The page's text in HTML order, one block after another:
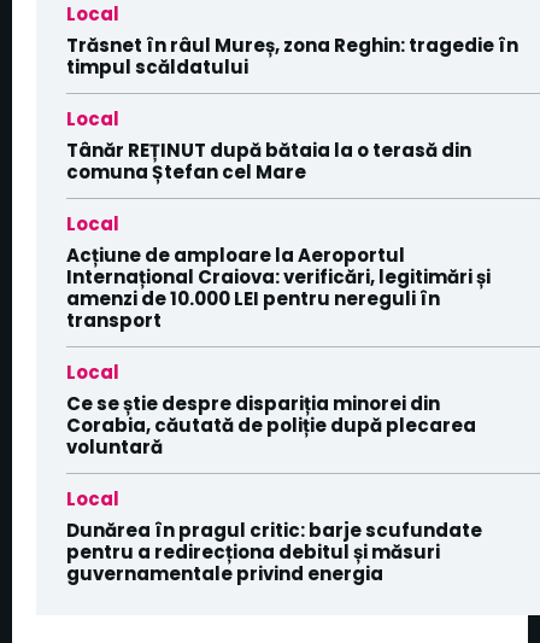
Local
Trăsnet în râul Mureș, zona Reghin: tragedie în
timpul scăldatului
Local
Tânăr REȚINUT după bătaia la o terasă din
comuna Ștefan cel Mare
Local
Acțiune de amploare la Aeroportul
Internațional Craiova: verificări, legitimări și
amenzi de 10.000 LEI pentru nereguli în
transport
Local
Ce se știe despre dispariția minorei din
Corabia, căutată de poliție după plecarea
voluntară
Local
Dunărea în pragul critic: barje scufundate
pentru a redirecționa debitul și măsuri
guvernamentale privind energia